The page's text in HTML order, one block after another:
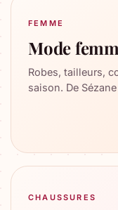
FEMME
Mode
Robes, tailleurs,
saison. De
CHAUSSURES